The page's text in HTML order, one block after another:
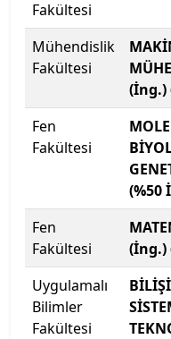
Gebze Teknik
Giresun
Girne Amerikan
Girne Üniversitesi
Gümüşhane
Hacettepe
Hakkari
Haliç Üniversitesi
Fakültesi
Mühendislik
Fakültesi
(İng.)
Fen
Fakültesi
(%50
Fen
Fakültesi
(İng.)
Uygulamalı
Bilimler
Fakültesi